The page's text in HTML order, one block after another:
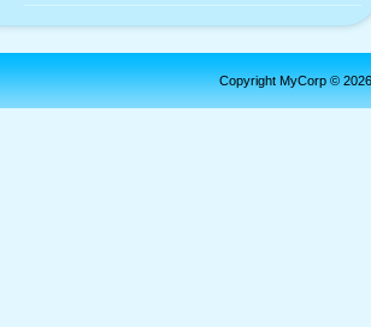
Copyright MyCorp © 2026